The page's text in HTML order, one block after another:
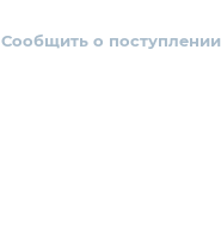
Сообщить о поступлении